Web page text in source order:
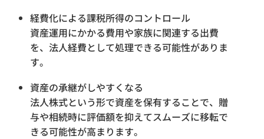
経費化による課税所得のコントロール
資産運用にかかる費用や家族に関連する出費
を、法人経費として処理できる可能性がありま
す。
資産の承継がしやすくなる
法人株式という形で資産を保有することで、贈
与や相続時に評価額を抑えてスムーズに移転で
きる可能性が高まります。